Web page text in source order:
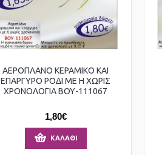
ΑΕΡΟΠΛΑΝΟ ΚΕΡΑΜΙΚΟ ΚΑΙ
ΕΠΑΡΓΥΡΟ ΡΟΔΙ ΜΕ Η ΧΩΡΙΣ
ΧΡΟΝΟΛΟΓΙΑ ΒΟΥ-111067
1,80€
ΚΑΛΆΘΙ